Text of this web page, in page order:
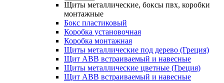
Щиты металлические, боксы пвх, коробки
монтажные
Бокс пластиковый
Коробка установочная
Коробка монтажная
Щиты металлические под дерево (Греция)
Щит ABB встраиваемый и навесные
Щиты металлические цветные (Греция)
Щит ABB встраиваемый и навесные